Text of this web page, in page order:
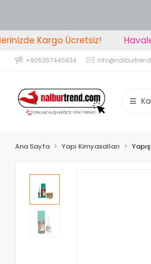
Kargo Ücretsiz! Havale
+905367445834
Ana Sayfa Yapı Kimyasalları